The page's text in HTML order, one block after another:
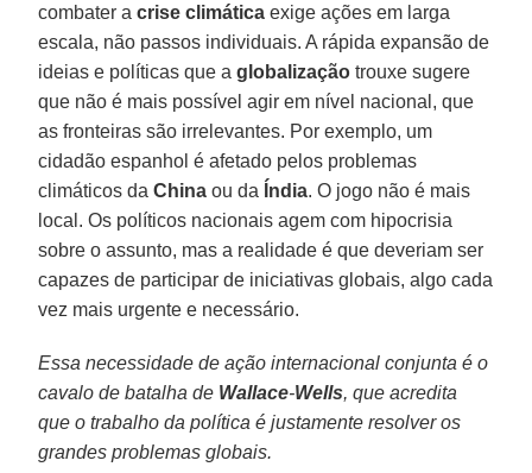
combater acrise climática exige ações em larga
escala, não passos individuais. A rápida expansão de
ideias e políticas que aglobalização trouxe sugere
que não é mais possível agir em nível nacional, que
as fronteiras são irrelevantes. Por exemplo, um
cidadão espanhol é afetado pelos problemas
climáticos daChina ou da Índia. O jogo não é mais
local. Os políticos nacionais agem com hipocrisia
sobre o assunto, mas a realidade é que deveriam ser
capazes de participar de iniciativas globais, algo cada
vez mais urgente e necessário.
Essa necessidade de ação internacional conjunta é o
cavalo de batalha de Wallace-Wells, que acredita
que o trabalho da política é justamente resolver os
grandes problemas globais.